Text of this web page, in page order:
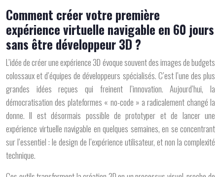
Comment créer votre première
expérience virtuelle navigable en 60 jours
sans être développeur 3D ?
L’idée de créer une expérience 3D évoque souvent des images de budgets
colossaux et d’équipes de développeurs spécialisés. C’est l’une des plus
grandes idées reçues qui freinent l’innovation. Aujourd’hui, la
démocratisation des plateformes « no-code » a radicalement changé la
donne. Il est désormais possible de prototyper et de lancer une
expérience virtuelle navigable en quelques semaines, en se concentrant
sur l’essentiel : le design de l’expérience utilisateur, et non la complexité
technique.